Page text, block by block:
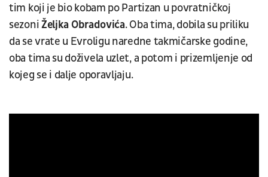
tim koji je bio kobam po Partizan u povratničkoj
sezoniŽeljka Obradovića. Oba tima, dobila su priliku
da se vrate u Evroligu naredne takmičarske godine,
oba tima su doživela uzlet, a potom i prizemljenje od
kojeg se i dalje oporavljaju.